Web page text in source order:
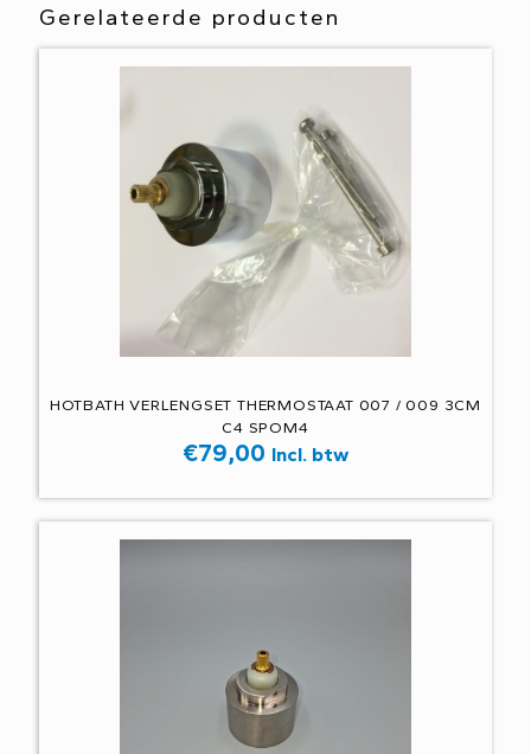
Gerelateerde producten
HOTBATH VERLENGSET THERMOSTAAT 007 / 009 3CM
C4 SPOM4
€79,00 Incl. btw